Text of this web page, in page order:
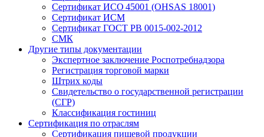
Сертификат ИСО 45001 (OHSAS 18001)
Сертификат ИСМ
Сертификат ГОСТ РВ 0015-002-2012
СМК
Другие типы документации
Экспертное заключение Роспотребнадзора
Регистрация торговой марки
Штрих коды
Свидетельство о государственной регистрации
(СГР)
Классификация гостиниц
Сертификация по отраслям
Сертификация пищевой продукции